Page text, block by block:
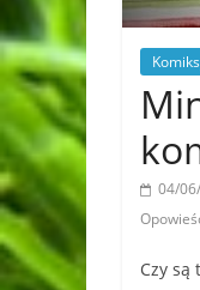
04/
Czy